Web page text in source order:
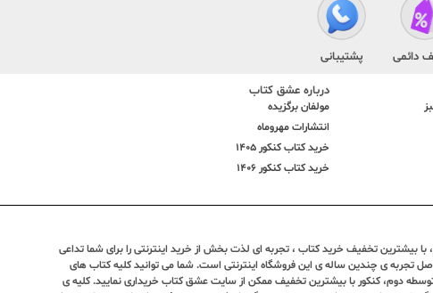
دائمی پشتیبانی
درباره عشق کتاب
مولفان برگزیده
انتشارات مهروماه
خرید کتاب کنکور 1405
خرید کتاب کنکور 1406
بیشترین تخفیف خرید کتاب ، تجربه ای لذت بخش از خرید اینترنتی را برای شما تداعی
ها حاصل تجربه ی چندین ساله ی این فروشگاه اینترنتی است. شما می توانید کلیه کتاب های
دوم، کنکور با بیشترین تخفیف ممکن از سایت عشق کتاب خریداری نمایید. کلیه ی